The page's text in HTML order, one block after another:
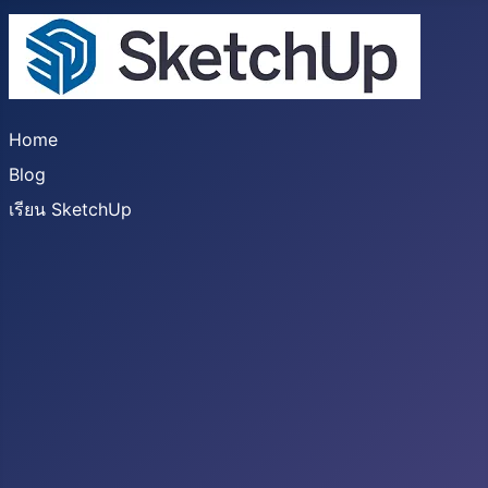
Home
Blog
เรียน SketchUp